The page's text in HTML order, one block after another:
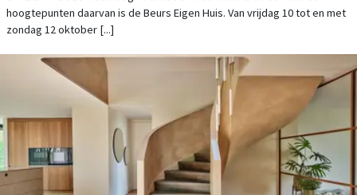
VERBOUWEN
hoogtepunten daarvan is de Beurs Eigen Huis. Van vrijdag 10 tot en met
zondag 12 oktober [...]